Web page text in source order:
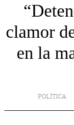
clamor
en la
POLÍTICA